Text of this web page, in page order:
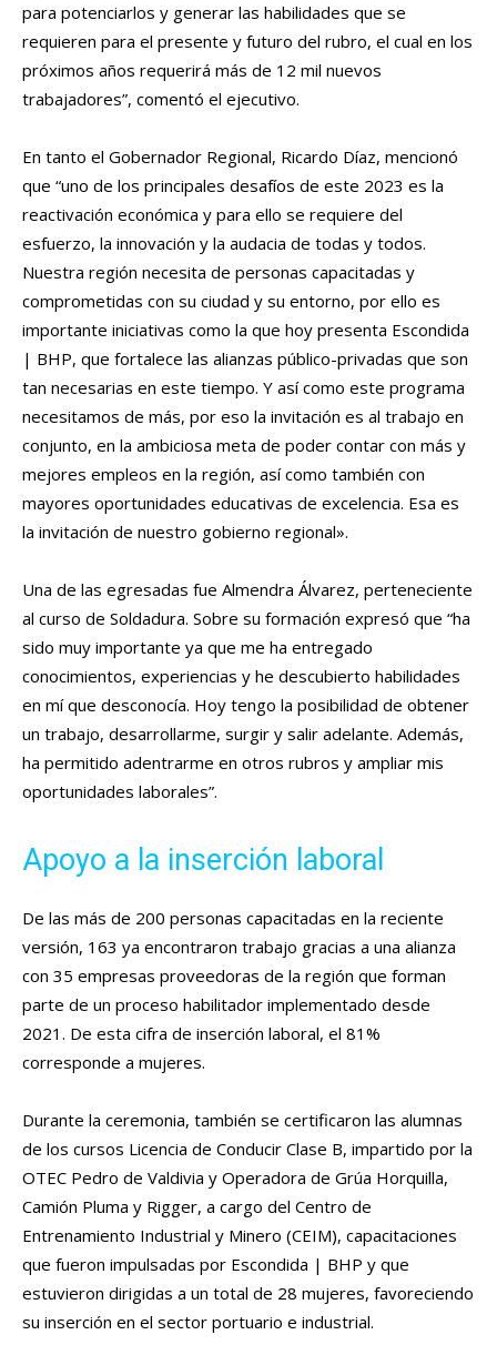
para potenciarlos y generar las habilidades que se
requieren para el presente y futuro del rubro, el cual en los
próximos años requerirá más de 12 mil nuevos
trabajadores”, comentó el ejecutivo.
En tanto el Gobernador Regional, Ricardo Díaz, mencionó
que “uno de los principales desafíos de este 2023 es la
reactivación económica y para ello se requiere del
esfuerzo, la innovación y la audacia de todas y todos.
Nuestra región necesita de personas capacitadas y
comprometidas con su ciudad y su entorno, por ello es
importante iniciativas como la que hoy presenta Escondida
| BHP, que fortalece las alianzas público-privadas que son
tan necesarias en este tiempo. Y así como este programa
necesitamos de más, por eso la invitación es al trabajo en
conjunto, en la ambiciosa meta de poder contar con más y
mejores empleos en la región, así como también con
mayores oportunidades educativas de excelencia. Esa es
la invitación de nuestro gobierno regional».
Una de las egresadas fue Almendra Álvarez, perteneciente
al curso de Soldadura. Sobre su formación expresó que “ha
sido muy importante ya que me ha entregado
conocimientos, experiencias y he descubierto habilidades
en mí que desconocía. Hoy tengo la posibilidad de obtener
un trabajo, desarrollarme, surgir y salir adelante. Además,
ha permitido adentrarme en otros rubros y ampliar mis
oportunidades laborales”.
Apoyo a la inserción laboral
De las más de 200 personas capacitadas en la reciente
versión, 163 ya encontraron trabajo gracias a una alianza
con 35 empresas proveedoras de la región que forman
parte de un proceso habilitador implementado desde
2021. De esta cifra de inserción laboral, el 81%
corresponde a mujeres.
Durante la ceremonia, también se certificaron las alumnas
de los cursos Licencia de Conducir Clase B, impartido por la
OTEC Pedro de Valdivia y Operadora de Grúa Horquilla,
Camión Pluma y Rigger, a cargo del Centro de
Entrenamiento Industrial y Minero (CEIM), capacitaciones
que fueron impulsadas por Escondida | BHP y que
estuvieron dirigidas a un total de 28 mujeres, favoreciendo
su inserción en el sector portuario e industrial.